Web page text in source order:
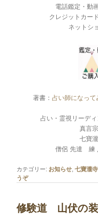
電話鑑定・動
クレジットカー
ネットシ
著書： 占い師になっ
占い・霊視リーデ
真言
七寶
僧侶 先達 練
カテゴリー: お知らせ ,七寶瀧
うぞ
修験道 山伏の